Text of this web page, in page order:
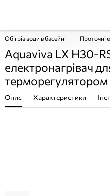
Обігрів води в басейні Проточні
Aquaviva LX H30-
електронагрівач
терморегулятором
Опис Характеристики